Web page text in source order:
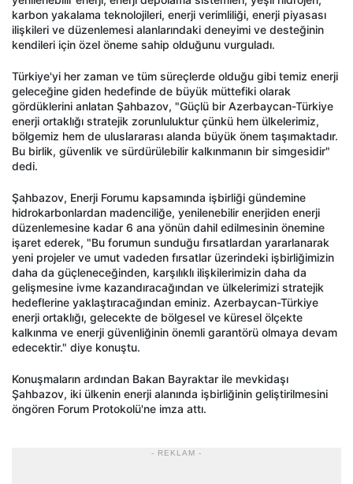
karbon yakalama teknolojileri, enerji verimliliği, enerji piyasası
ilişkileri ve düzenlemesi alanlarındaki deneyimi ve desteğinin
kendileri için özel öneme sahip olduğunu vurguladı.
Türkiye'yi her zaman ve tüm süreçlerde olduğu gibi temiz enerji
geleceğine giden hedefinde de büyük müttefiki olarak
gördüklerini anlatan Şahbazov, "Güçlü bir Azerbaycan-Türkiye
enerji ortaklığı stratejik zorunluluktur çünkü hem ülkelerimiz,
bölgemiz hem de uluslararası alanda büyük önem taşımaktadır.
Bu birlik, güvenlik ve sürdürülebilir kalkınmanın bir simgesidir"
dedi.
Şahbazov, Enerji Forumu kapsamında işbirliği gündemine
hidrokarbonlardan madenciliğe, yenilenebilir enerjiden enerji
düzenlemesine kadar 6 ana yönün dahil edilmesinin önemine
işaret ederek, "Bu forumun sunduğu fırsatlardan yararlanarak
yeni projeler ve umut vadeden fırsatlar üzerindeki işbirliğimizin
daha da güçleneceğinden, karşılıklı ilişkilerimizin daha da
gelişmesine ivme kazandıracağından ve ülkelerimizi stratejik
hedeflerine yaklaştıracağından eminiz. Azerbaycan-Türkiye
enerji ortaklığı, gelecekte de bölgesel ve küresel ölçekte
kalkınma ve enerji güvenliğinin önemli garantörü olmaya devam
edecektir." diye konuştu.
Konuşmaların ardından Bakan Bayraktar ile mevkidaşı
Şahbazov, iki ülkenin enerji alanında işbirliğinin geliştirilmesini
öngören Forum Protokolü'ne imza attı.
- REKLAM -